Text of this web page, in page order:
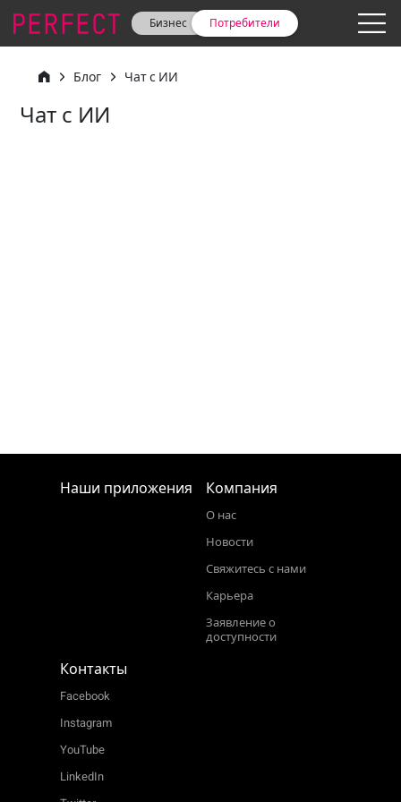
Бизнес Потребители
Блог Чат с ИИ
Чат с ИИ
Наши приложения Компания
О нас
Новости
Свяжитесь с нами
Карьера
Заявление о
доступности
Контакты
Facebook
Instagram
YouTube
LinkedIn